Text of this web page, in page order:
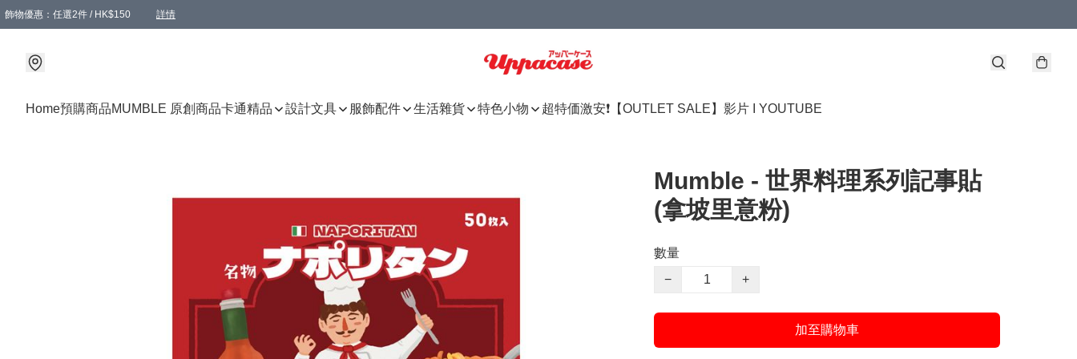
飾物優惠：任選2件 / HK$150 詳情
Home預購商品MUMBLE 原創商品卡通精品 設計文具 服飾配件 生活雜貨 特色小物 超特価激安❗【OUTLET SALE】 影片 I YOUTUBE
Mumble - 世界料理系列記事貼
(拿坡里意粉)
數量
−
+
加至購物車